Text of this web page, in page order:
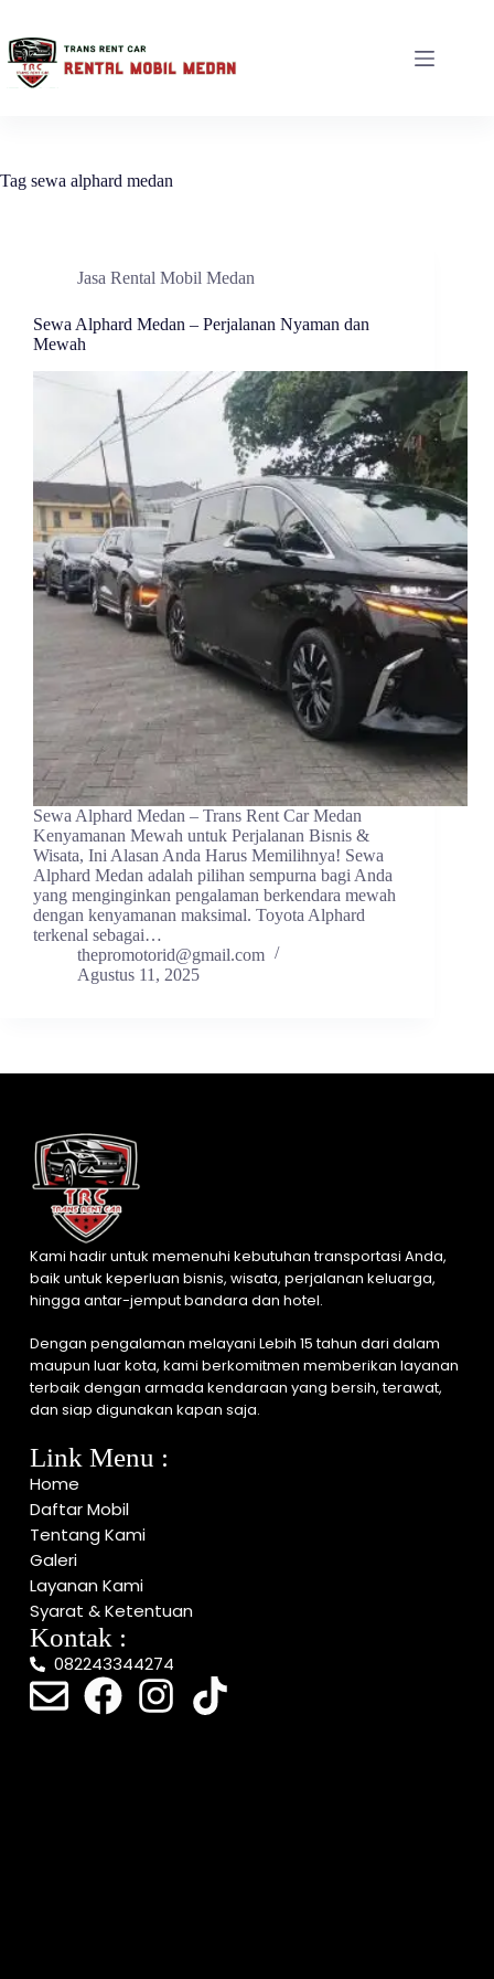
Tag sewa alphard medan
Jasa Rental Mobil Medan
Sewa Alphard Medan – Perjalanan Nyaman dan
Mewah
Sewa Alphard Medan – Trans Rent Car Medan
Kenyamanan Mewah untuk Perjalanan Bisnis &
Wisata, Ini Alasan Anda Harus Memilihnya! Sewa
Alphard Medan adalah pilihan sempurna bagi Anda
yang menginginkan pengalaman berkendara mewah
dengan kenyamanan maksimal. Toyota Alphard
terkenal sebagai…
thepromotorid@gmail.com
Agustus 11, 2025
Kami hadir untuk memenuhi kebutuhan transportasi Anda,
baik untuk keperluan bisnis, wisata, perjalanan keluarga,
hingga antar-jemput bandara dan hotel.
Dengan pengalaman melayani Lebih 15 tahun dari dalam
maupun luar kota, kami berkomitmen memberikan layanan
terbaik dengan armada kendaraan yang bersih, terawat,
dan siap digunakan kapan saja.
Link Menu :
Home
Daftar Mobil
Tentang Kami
Galeri
Layanan Kami
Syarat & Ketentuan
Kontak :
082243344274